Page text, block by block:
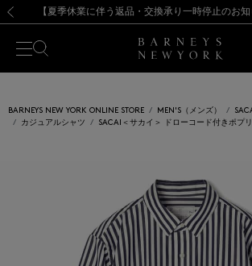
【夏季休業に伴う出荷一時停止のお知らせ
熊本県を中心とした地震の影響によるお荷物の
【開催中】SUMMER SALEのご案内・ご
【夏季休業に伴う出荷一時停止のお知らせ
BARNEYS NEW YORK ONLINE STORE MEN'S（メンズ）
カジュアルシャツ
SACAI＜サカイ＞ ドローコード付きポプ